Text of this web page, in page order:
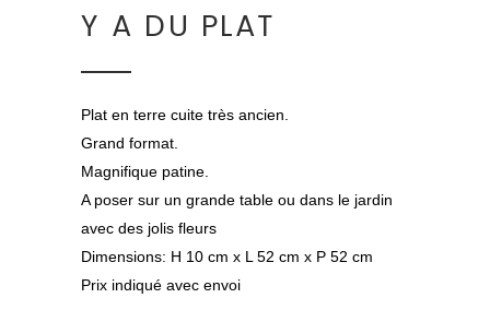
Y A DU PLAT
Plat en terre cuite très ancien.
Grand format.
Magnifique patine.
A poser sur un grande table ou dans le jardin
avec des jolis fleurs
Dimensions: H 10 cm x L 52 cm x P 52 cm
Prix indiqué avec envoi